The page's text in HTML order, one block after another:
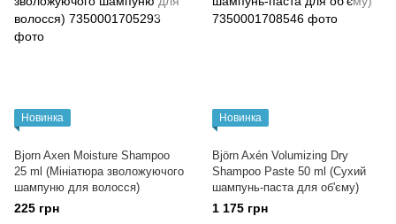
Новинка
Bjorn Axen Moisture Shampoo
25 ml (Мініатюра зволожуючого
шампуню для волосся)
225 грн
Новинка
Björn Axén Volumizing Dry
Shampoo Paste 50 ml (Сухий
шампунь-паста для об'єму)
1 175 грн